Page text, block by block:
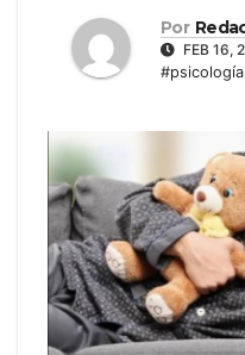
Por
FEB 16,
#psicología